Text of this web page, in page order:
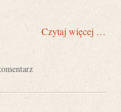
Czytaj więcej …